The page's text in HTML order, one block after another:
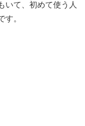
いて、初めて使う人
す。